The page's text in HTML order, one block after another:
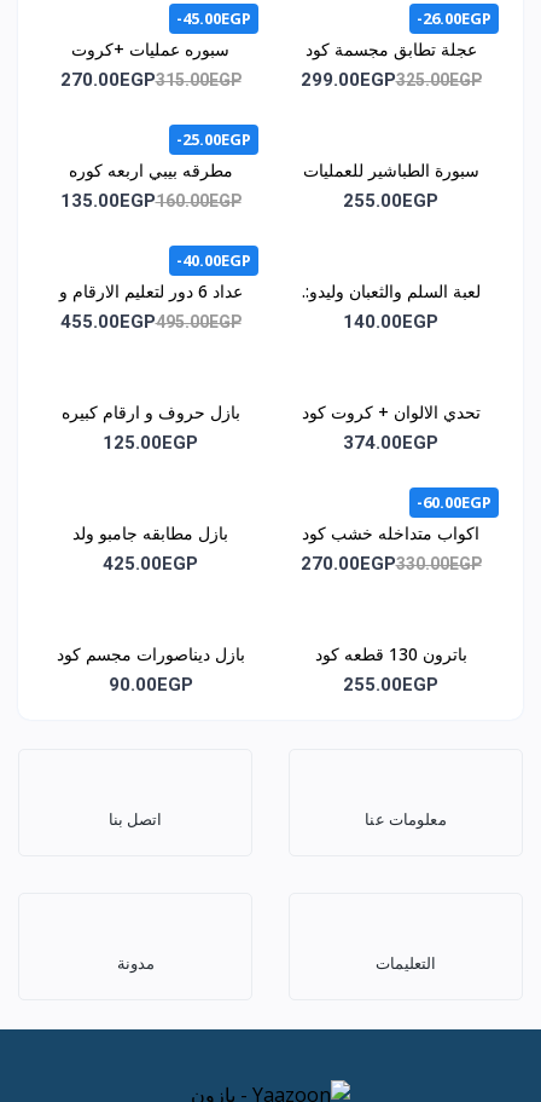
-26.00EGP
عجلة تطابق مجسمة كود
1071325.00EGP
299.00EGP
-45.00EGP
سبوره عمليات +كروت
اشكال هندسيه +كروت /
315.00EGP
270.00EGP
سبورة الطباشير للعمليات
الحسابية كود 1014
255.00EGP
-25.00EGP
مطرقه بيبي اربعه كوره
كود 1015
160.00EGP
135.00EGP
لعبة السلم والثعبان وليدو:.
كود اللعبه :. 1035
140.00EGP
-40.00EGP
عداد 6 دور لتعليم الارقام و
الحروف وسائل المواصلات
495.00EGP
455.00EGP
تحدي الالوان + كروت كود
1044
374.00EGP
بازل حروف و ارقام كبيره
كود 1046
125.00EGP
-60.00EGP
اكواب متداخله خشب كود
1051330.00EGP
270.00EGP
بازل مطابقه جامبو ولد
وبنت كود 1062
425.00EGP
باترون 130 قطعه كود
1068
255.00EGP
بازل ديناصورات مجسم كود
1070
90.00EGP
معلومات عنا اتصل بنا
التعليمات مدونة